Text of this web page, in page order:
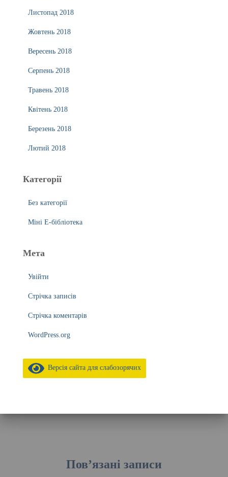
Листопад 2018
Жовтень 2018
Вересень 2018
Серпень 2018
Травень 2018
Квітень 2018
Березень 2018
Лютий 2018
Категорії
Без категорії
Міні Е-бібліотека
Мета
Увійти
Стрічка записів
Стрічка коментарів
WordPress.org
Версія сайта для слабозорячих
Пов’язані записи